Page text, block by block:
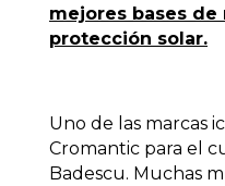
mejores bases
protección solar.
Uno de las marcas
Cromantic para el
Badescu. Muchas